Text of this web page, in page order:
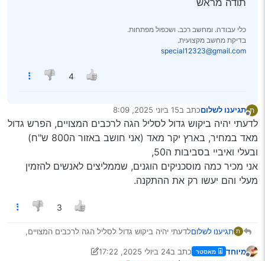
כלי עבודה. ומחשב רכב. ושכפול מפתחות.
בדיקת מחשב מקצועית.
special12323@gmail.com
4
ת תגיענו לשלוםכתב ב15 ביוני 2025, 8:09
נערך לאחרונה על ידי
לדעתי יהיה ביקוש גדול לסליל הגה לרכבים המצויים, הפרש גדול
מאד במחיר, בארץ יקר מאד (אני חושב באזור ה800 ש"ח)
ובעלי ואיביי בסביבות ה50,
אני מכיר כמה מוסכניקים הוגנים, שממליצים לאנשים להזמין
מעלי והם יעשו רק את ההתקנה.
3
ת תגיענו לשלוםלדעתי יהיה ביקוש גדול לסליל הגה לרכבים המצויים,
באזור ה800 ש"ח) ובעלי ואיביי בסביבות ה50,
מיוחד מאסטר כתב ב24 ביולי 2025, 17:22
נערך לאחרונה על ידי מיוחד